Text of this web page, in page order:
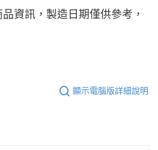
資訊，製造日期僅供參考，
顯示電腦版詳細說明